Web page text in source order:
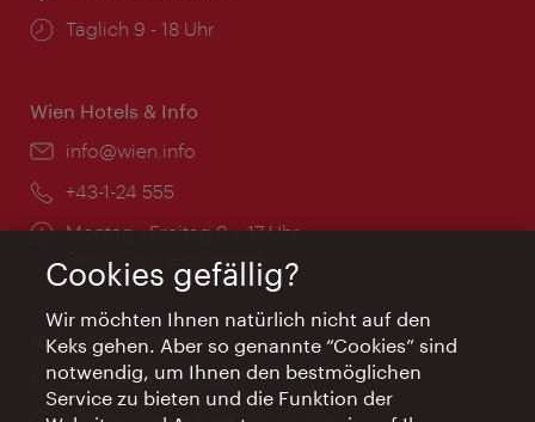
Öffnungszeiten:
Täglich 9 - 18 Uhr
Wien Hotels & Info
Email:
info@wien.info
Telefon:
+43-1-24 555
Öffnungszeiten:
Montag - Freitag 9 – 17 Uhr
Feiertags geschlossen
AI Concierge Wien
Ort:
concierge.wien.info
Cookies gefällig?
Wir möchten Ihnen natürlich nicht auf den
Keks gehen. Aber so genannte “Cookies” sind
notwendig, um Ihnen den bestmöglichen
Service zu bieten und die Funktion der